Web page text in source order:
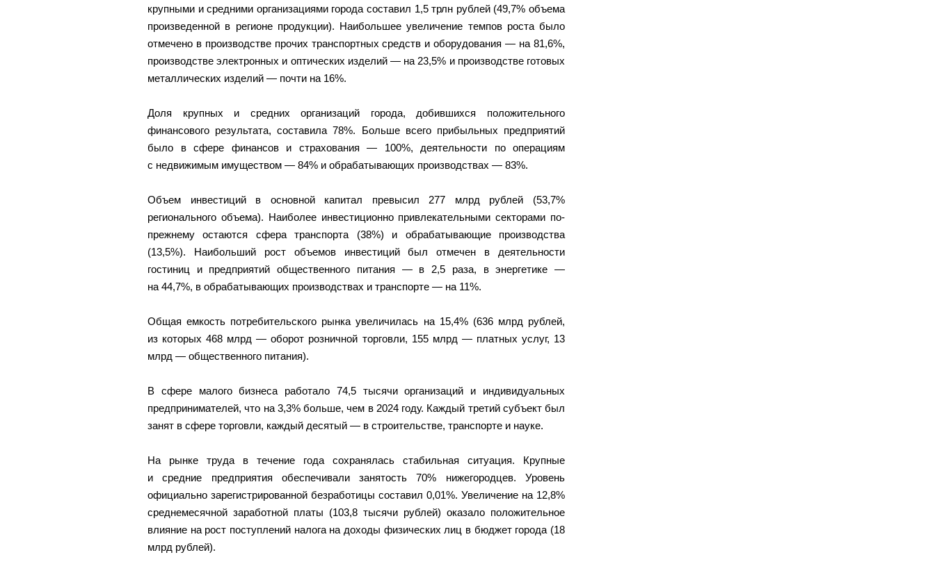
крупными и средними организациями города составил 1,5 трлн рублей (49,7% объема
произведенной в регионе продукции). Наибольшее увеличение темпов роста было
отмечено в производстве прочих транспортных средств и оборудования — на 81,6%,
производстве электронных и оптических изделий — на 23,5% и производстве готовых
металлических изделий — почти на 16%.
Доля крупных и средних организаций города, добившихся положительного
финансового результата, составила 78%. Больше всего прибыльных предприятий
было в сфере финансов и страхования — 100%, деятельности по операциям
с недвижимым имуществом — 84% и обрабатывающих производствах — 83%.
Объем инвестиций в основной капитал превысил 277 млрд рублей (53,7%
регионального объема). Наиболее инвестиционно привлекательными секторами по-
прежнему остаются сфера транспорта (38%) и обрабатывающие производства
(13,5%). Наибольший рост объемов инвестиций был отмечен в деятельности
гостиниц и предприятий общественного питания — в 2,5 раза, в энергетике —
на 44,7%, в обрабатывающих производствах и транспорте — на 11%.
Общая емкость потребительского рынка увеличилась на 15,4% (636 млрд рублей,
из которых 468 млрд — оборот розничной торговли, 155 млрд — платных услуг, 13
млрд — общественного питания).
В сфере малого бизнеса работало 74,5 тысячи организаций и индивидуальных
предпринимателей, что на 3,3% больше, чем в 2024 году. Каждый третий субъект был
занят в сфере торговли, каждый десятый — в строительстве, транспорте и науке.
На рынке труда в течение года сохранялась стабильная ситуация. Крупные
и средние предприятия обеспечивали занятость 70% нижегородцев. Уровень
официально зарегистрированной безработицы составил 0,01%. Увеличение на 12,8%
среднемесячной заработной платы (103,8 тысячи рублей) оказало положительное
влияние на рост поступлений налога на доходы физических лиц в бюджет города (18
млрд рублей).